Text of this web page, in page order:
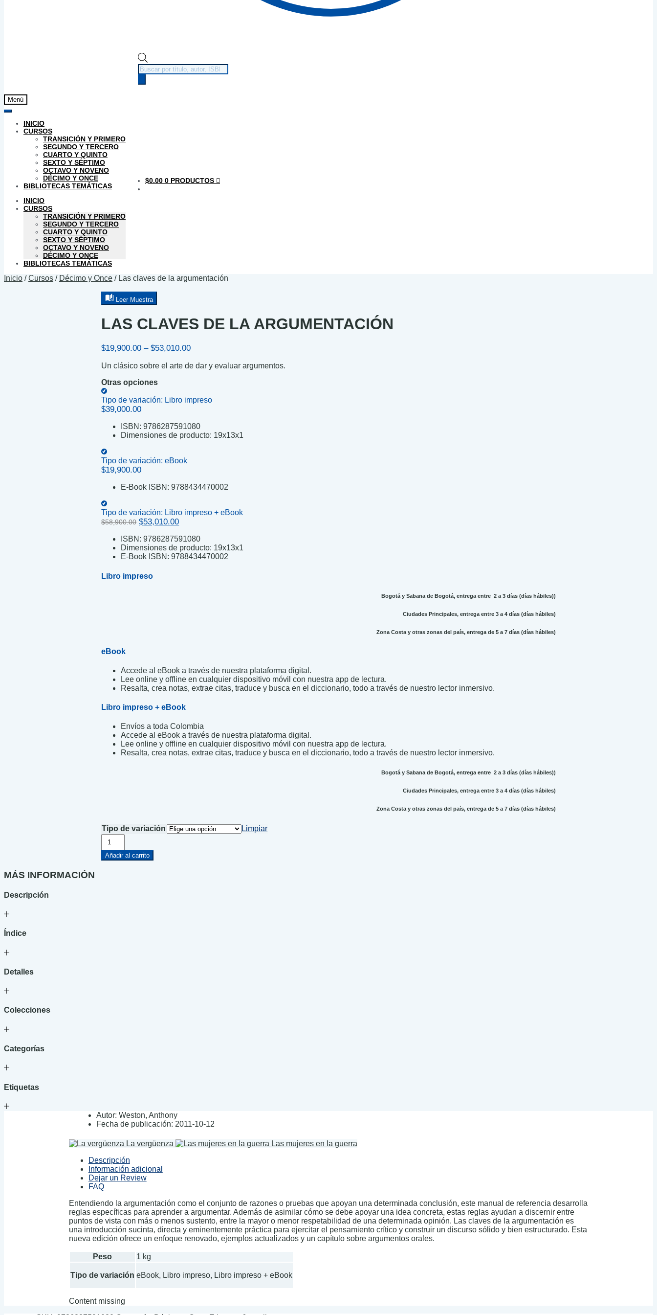
Búsqueda
de
productos
Menú
INICIO
CURSOS
TRANSICIÓN Y PRIMERO
SEGUNDO Y TERCERO
CUARTO Y QUINTO
SEXTO Y SÉPTIMO
OCTAVO Y NOVENO
DÉCIMO Y ONCE
BIBLIOTECAS TEMÁTICAS
INICIO
CURSOS
TRANSICIÓN Y PRIMERO
SEGUNDO Y TERCERO
CUARTO Y QUINTO
SEXTO Y SÉPTIMO
OCTAVO Y NOVENO
DÉCIMO Y ONCE
BIBLIOTECAS TEMÁTICAS
$0.00 0 PRODUCTOS
Inicio /Cursos / Décimo y Once / Las claves de la argumentación
Leer Muestra
LAS CLAVES DE LA ARGUMENTACIÓN
$19,900.00 – $53,010.00Price
$19,900.00
Un clásico sobre el arte de dar y evaluar argumentos.
Otras opciones
Tipo de variación: Libro impreso
$39,000.00
ISBN: 9786287591080
Dimensiones de producto: 19x13x1
Tipo de variación: eBook
$19,900.00
E-Book ISBN: 9788434470002
Tipo de variación: Libro impreso + eBook
$58,900.00 Original
was:
$58,900.00.
$53,010.00Current
is:
$53,010.00.
ISBN: 9786287591080
Dimensiones de producto: 19x13x1
E-Book ISBN: 9788434470002
Libro impreso
Bogotá y Sabana de Bogotá, entrega entre 2 a 3 días (días hábiles))
Ciudades Principales, entrega entre 3 a 4 días (días hábiles)
Zona Costa y otras zonas del país, entrega de 5 a 7 días (días hábiles)
eBook
Accede al eBook a través de nuestra plataforma digital.
Lee online y offline en cualquier dispositivo móvil con nuestra app de lectura.
Resalta, crea notas, extrae citas, traduce y busca en el diccionario, todo a través de nuestro lector inmersivo.
Libro impreso + eBook
Envíos a toda Colombia
Accede al eBook a través de nuestra plataforma digital.
Lee online y offline en cualquier dispositivo móvil con nuestra app de lectura.
Resalta, crea notas, extrae citas, traduce y busca en el diccionario, todo a través de nuestro lector inmersivo.
Bogotá y Sabana de Bogotá, entrega entre 2 a 3 días (días hábiles))
Ciudades Principales, entrega entre 3 a 4 días (días hábiles)
Zona Costa y otras zonas del país, entrega de 5 a 7 días (días hábiles)
Tipo de variación
Limpiar
Las
claves
de
Añadir al carrito
MÁS INFORMACIÓN
Descripción
Índice
Detalles
Colecciones
Categorías
Etiquetas
Autor: Weston, Anthony
Fecha de publicación: 2011-10-12
La vergüenza
Las mujeres en la guerra
Descripción
Información adicional
Dejar un Review
FAQ
Entendiendo la argumentación como el conjunto de razones o pruebas que apoyan una determinada conclusión, este manual de referencia desarrolla
reglas específicas para aprender a argumentar. Además de asimilar cómo se debe apoyar una idea concreta, estas reglas ayudan a discernir entre
puntos de vista con más o menos sustento, entre la mayor o menor respetabilidad de una determinada opinión. Las claves de la argumentación es
una introducción sucinta, directa y eminentemente práctica para ejercitar el pensamiento crítico y construir un discurso sólido y bien estructurado. Esta
nueva edición ofrece un enfoque renovado, ejemplos actualizados y un capítulo sobre argumentos orales.
Peso 1 kg
Tipo de variación eBook, Libro impreso, Libro impreso + eBook
Content missing